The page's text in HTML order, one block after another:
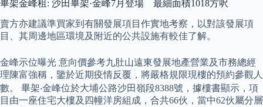
畢架金峰租: 沙田畢架·金峰7月登場 最細面積1018方呎
賣方亦建議準買家到有關發展項目作實地考察，以對該發展項
目、其周邊地區環境及附近的公共設施有較佳了解。
金峰示位曝光 意向價參考九肚山遠東發展地產營業及市務總經
理陳富強稱，鑒於近期疫情反覆，將嚴格規限現樓的預約參觀人
數。 畢架‧金峰位於大埔公路沙田嶺段8388號，據樓書顯示，項
目由一座住宅大樓及四幢洋房組成，合共66伙，當中62伙屬分層